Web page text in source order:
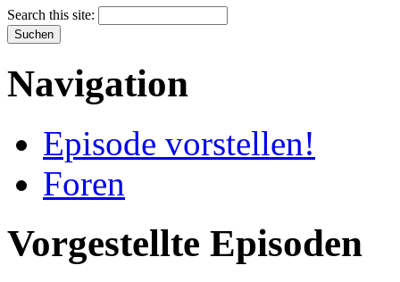
Search this site:
Navigation
Episode vorstellen!
Foren
Vorgestellte Episoden